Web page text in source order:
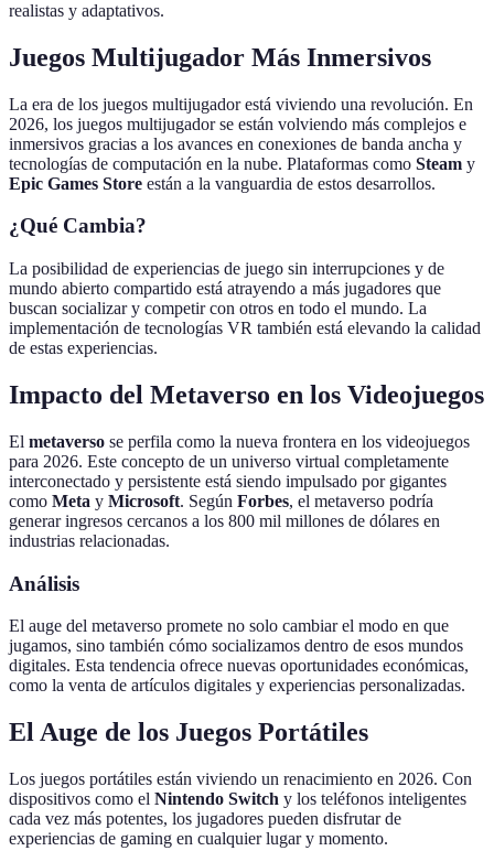
realistas y adaptativos.
Juegos Multijugador Más Inmersivos
La era de los juegos multijugador está viviendo una revolución. En
2026, los juegos multijugador se están volviendo más complejos e
inmersivos gracias a los avances en conexiones de banda ancha y
tecnologías de computación en la nube. Plataformas como Steam y
Epic Games Store están a la vanguardia de estos desarrollos.
¿Qué Cambia?
La posibilidad de experiencias de juego sin interrupciones y de
mundo abierto compartido está atrayendo a más jugadores que
buscan socializar y competir con otros en todo el mundo. La
implementación de tecnologías VR también está elevando la calidad
de estas experiencias.
Impacto del Metaverso en los Videojuegos
El metaverso se perfila como la nueva frontera en los videojuegos
para 2026. Este concepto de un universo virtual completamente
interconectado y persistente está siendo impulsado por gigantes
como Meta y Microsoft. Según Forbes, el metaverso podría
generar ingresos cercanos a los 800 mil millones de dólares en
industrias relacionadas.
Análisis
El auge del metaverso promete no solo cambiar el modo en que
jugamos, sino también cómo socializamos dentro de esos mundos
digitales. Esta tendencia ofrece nuevas oportunidades económicas,
como la venta de artículos digitales y experiencias personalizadas.
El Auge de los Juegos Portátiles
Los juegos portátiles están viviendo un renacimiento en 2026. Con
dispositivos como el Nintendo Switch y los teléfonos inteligentes
cada vez más potentes, los jugadores pueden disfrutar de
experiencias de gaming en cualquier lugar y momento.